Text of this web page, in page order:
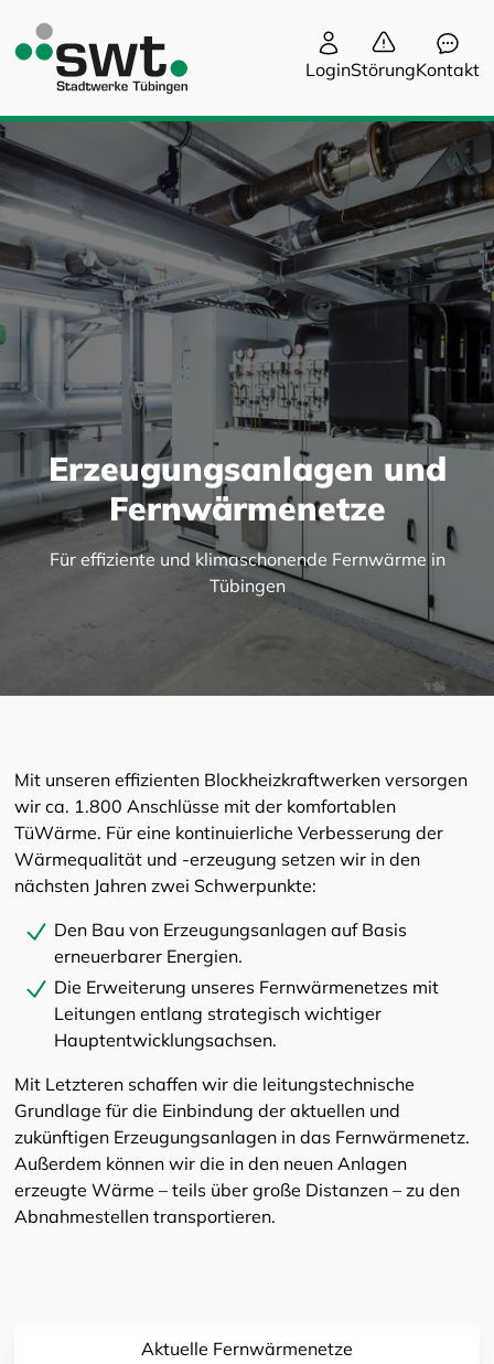
LoginStörungKontakt
Erzeugungsanlagen und
Fernwärmenetze
Für effiziente und klimaschonende Fernwärme in
Tübingen
Mit unseren effizienten Blockheizkraftwerken versorgen
wir ca. 1.800 Anschlüsse mit der komfortablen
TüWärme. Für eine kontinuierliche Verbesserung der
Wärmequalität und -erzeugung setzen wir in den
nächsten Jahren zwei Schwerpunkte:
Den Bau von Erzeugungsanlagen auf Basis
erneuerbarer Energien.
Die Erweiterung unseres Fernwärmenetzes mit
Leitungen entlang strategisch wichtiger
Hauptentwicklungsachsen.
Mit Letzteren schaffen wir die leitungstechnische
Grundlage für die Einbindung der aktuellen und
zukünftigen Erzeugungsanlagen in das Fernwärmenetz.
Außerdem können wir die in den neuen Anlagen
erzeugte Wärme – teils über große Distanzen – zu den
Abnahmestellen transportieren.
Aktuelle Fernwärmenetze